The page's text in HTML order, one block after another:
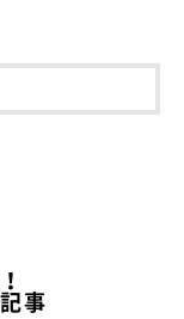
事